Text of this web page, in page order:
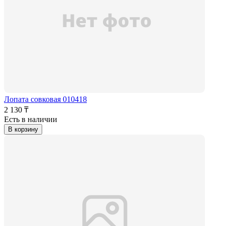
Лопата совковая 010418
2 130 ₸
Есть в наличии
В корзину